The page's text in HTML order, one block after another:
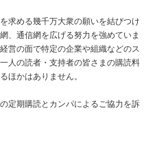
求める幾千万大衆の願いを結びつけ
、通信網を広げる努力を強めていま
営の面で特定の企業や組織などのス
人の読者・支持者の皆さまの購読料
ほかはありません。
定期購読とカンパによるご協力を訴